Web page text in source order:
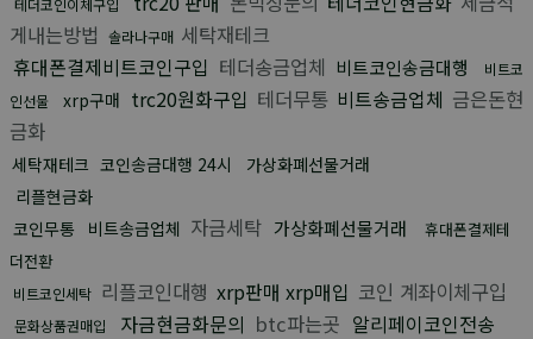
테더코인이체구입
게내는방법 솔라나구매 세탁재테크
휴대폰결제비트코인구입 테더송금업체 비트코인송금대행
비트코
인선물
xrp구매 trc20원화구입 테더무통 비트송금업체 금은돈현
금화
세탁재테크 코인송금대행 24시
가상화폐선물거래
리플현금화
코인무통
비트송금업체 자금세탁 가상화폐선물거래
휴대폰결제테
더전환
비트코인세탁 리플코인대행 xrp판매 xrp매입 코인 계좌이체구입
문화상품권매입 자금현금화문의 btc파는곳 알리페이코인전송